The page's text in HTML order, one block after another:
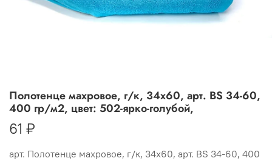
арт. Полотенце махровое, г/к, 34х60, арт. BS 34-60, 400
Полотенце махровое, г/к, 34х60, арт. BS 34-60,
400 гр/м2, цвет: 502-ярко-голубой,
61 ₽